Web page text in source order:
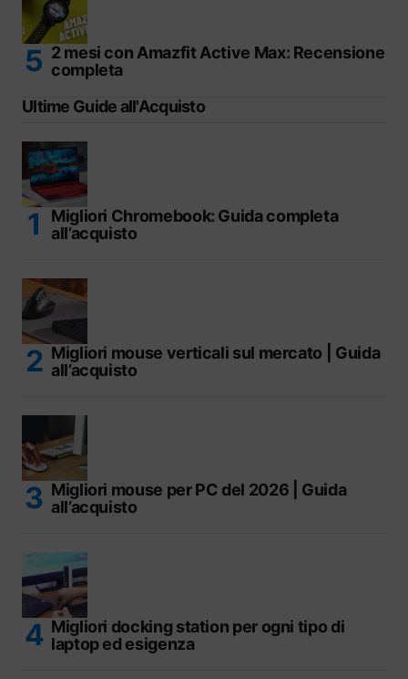
2 mesi con Amazfit Active Max: Recensione
completa
Ultime Guide all'Acquisto
Migliori Chromebook: Guida completa
all’acquisto
Migliori mouse verticali sul mercato | Guida
all’acquisto
Migliori mouse per PC del 2026 | Guida
all’acquisto
Migliori docking station per ogni tipo di
laptop ed esigenza